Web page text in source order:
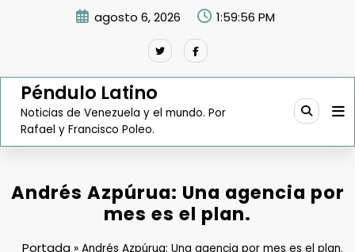
agosto 6, 2026 1:59:57 PM
Péndulo Latino
Noticias de Venezuela y el mundo. Por
Rafael y Francisco Poleo.
Andrés Azpúrua: Una agencia por
mes es el plan.
Portada »Andrés Azpúrua: Una agencia por mes es el plan.